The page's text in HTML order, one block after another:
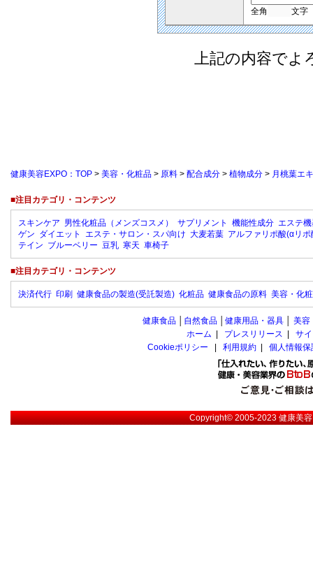
全角 文字
上記の内容でよ
健康美容EXPO：TOP > 美容・化粧品 > 原料 > 配合成分 > 植物成分 > 月桃葉エ
■注目カテゴリ・コンテンツ
スキンケア 男性化粧品（メンズコスメ） サプリメント 機能性成分 エステ
ゲン ダイエット エステ・サロン・スパ向け 大麦若葉 アルファリポ酸(αリポ
テイン ブルーベリー 豆乳 寒天 車椅子
■注目カテゴリ・コンテンツ
決済代行 印刷 健康食品の製造(受託製造) 化粧品 健康食品の原料 美容・化
健康食品 自然食品 健康用品・器具 美容
ホーム
プレスリリース
サ
Cookieポリシー
利用規約 個人情報
Copyright© 2005-2023健康美